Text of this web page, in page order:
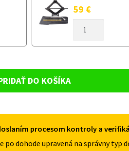
59 €
DOJAZDOVÉ
OD
145/85R18
DO KOŠÍKA
procesom kontroly a
po dohode upravená na správny typ